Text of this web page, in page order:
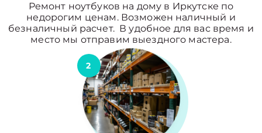
Ремонт ноутбуков на дому в Иркутске по
недорогим ценам. Возможен наличный и
безналичный расчет. В удобное для вас время и
место мы отправим выездного мастера.
2